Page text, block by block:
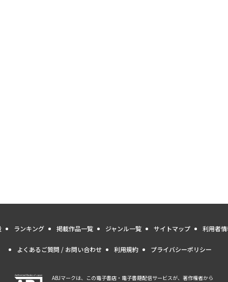
ランキング 掲載作品一覧 ジャンル一覧 サイトマップ 利用者
よくあるご質問 / お問い合わせ 利用規約 プライバシーポリシー
ABJマークは、この電子書店・電子書籍配信サービスが、著作権者から